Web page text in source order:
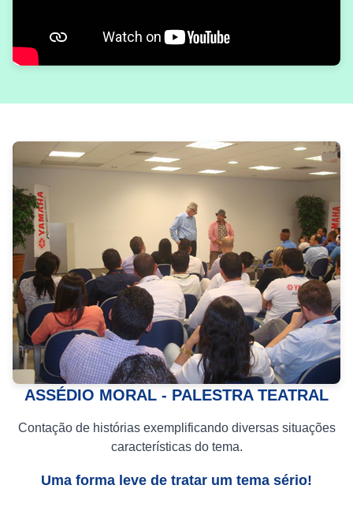
ASSÉDIO MORAL - PALESTRA TEATRAL
Contação de histórias exemplificando diversas situações
características do tema.
Uma forma leve de tratar um tema sério!